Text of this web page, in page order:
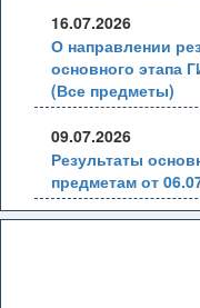
16.07.2026
О направлении
основного этапа
(Все предметы)
09.07.2026
Результаты
предметам от